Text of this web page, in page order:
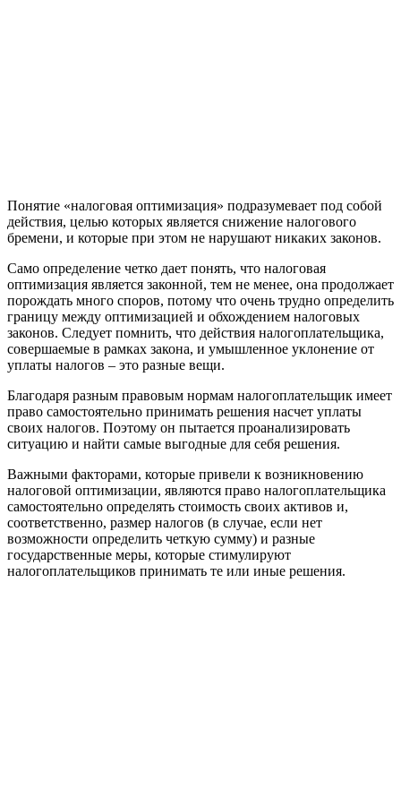
Понятие «налоговая оптимизация» подразумевает под собой
действия, целью которых является снижение налогового
бремени, и которые при этом не нарушают никаких законов.
Само определение четко дает понять, что налоговая
оптимизация является законной, тем не менее, она продолжает
порождать много споров, потому что очень трудно определить
границу между оптимизацией и обхождением налоговых
законов. Следует помнить, что действия налогоплательщика,
совершаемые в рамках закона, и умышленное уклонение от
уплаты налогов – это разные вещи.
Благодаря разным правовым нормам налогоплательщик имеет
право самостоятельно принимать решения насчет уплаты
своих налогов. Поэтому он пытается проанализировать
ситуацию и найти самые выгодные для себя решения.
Важными факторами, которые привели к возникновению
налоговой оптимизации, являются право налогоплательщика
самостоятельно определять стоимость своих активов и,
соответственно, размер налогов (в случае, если нет
возможности определить четкую сумму) и разные
государственные меры, которые стимулируют
налогоплательщиков принимать те или иные решения.